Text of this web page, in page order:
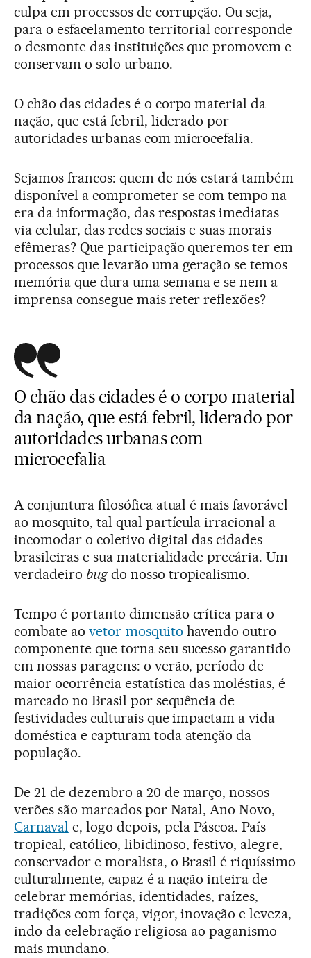
culpa em processos de corrupção. Ou seja,
para o esfacelamento territorial corresponde
o desmonte das instituições que promovem e
conservam o solo urbano.
O chão das cidades é o corpo material da
nação, que está febril, liderado por
autoridades urbanas com microcefalia.
Sejamos francos: quem de nós estará também
disponível a comprometer-se com tempo na
era da informação, das respostas imediatas
via celular, das redes sociais e suas morais
efêmeras? Que participação queremos ter em
processos que levarão uma geração se temos
memória que dura uma semana e se nem a
imprensa consegue mais reter reflexões?
O chão das cidades é o corpo material
da nação, que está febril, liderado por
autoridades urbanas com
microcefalia
A conjuntura filosófica atual é mais favorável
ao mosquito, tal qual partícula irracional a
incomodar o coletivo digital das cidades
brasileiras e sua materialidade precária. Um
verdadeiro bugdo nosso tropicalismo.
Tempo é portanto dimensão crítica para o
combate ao vetor-mosquito havendo outro
componente que torna seu sucesso garantido
em nossas paragens: o verão, período de
maior ocorrência estatística das moléstias, é
marcado no Brasil por sequência de
festividades culturais que impactam a vida
doméstica e capturam toda atenção da
população.
De 21 de dezembro a 20 de março, nossos
verões são marcados por Natal, Ano Novo,
Carnaval e, logo depois, pela Páscoa. País
tropical, católico, libidinoso, festivo, alegre,
conservador e moralista, o Brasil é riquíssimo
culturalmente, capaz é a nação inteira de
celebrar memórias, identidades, raízes,
tradições com força, vigor, inovação e leveza,
indo da celebração religiosa ao paganismo
mais mundano.